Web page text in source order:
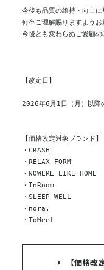
今後も品質の維持・向上に
何卒ご理解賜りますようお
今後とも変わらぬご愛顧の
【改定日】
2026年6月1日（月）以降
【価格改定対象ブランド】
・CRASH
・RELAX FORM
・NOWERE LIKE HOME
・InRoom
・SLEEP WELL
・nora.
・ToMeet
【価格改